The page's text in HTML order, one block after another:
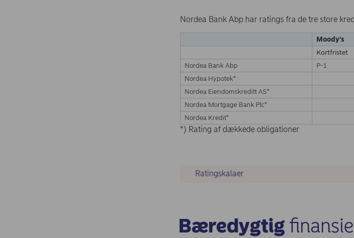
Nordea Bank Abp har ratings fra de tre store
Moody's
Kortfristet
Nordea Bank Abp
P-1
Nordea Hypotek*
Nordea Eiendomskreditt AS*
Nordea Mortgage Bank Plc*
Nordea Kredit*
*) Rating af dækkede obligationer
Ratingskalaer
Bæredygtig